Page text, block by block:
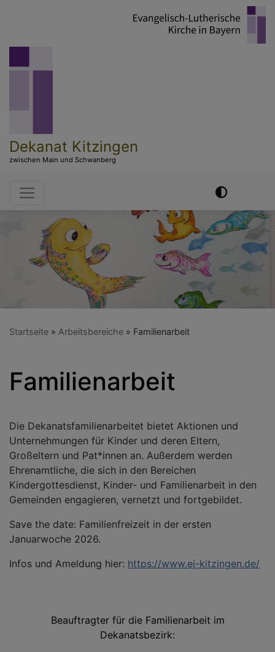
Dekanat Kitzingen
zwischen Main und Schwanberg
Hauptnavigation
Startseite Arbeitsbereiche Familienarbeit
Familienarbeit
Die Dekanatsfamilienarbeitet bietet Aktionen und
Unternehmungen für Kinder und deren Eltern,
Großeltern und Pat*innen an. Außerdem werden
Ehrenamtliche, die sich in den Bereichen
Kindergottesdienst, Kinder- und Familienarbeit in den
Gemeinden engagieren, vernetzt und fortgebildet.
Save the date: Familienfreizeit in der ersten
Januarwoche 2026.
Infos und Ameldung hier: https://www.ej-kitzingen.de/
Beauftragter für die Familienarbeit im
Dekanatsbezirk: